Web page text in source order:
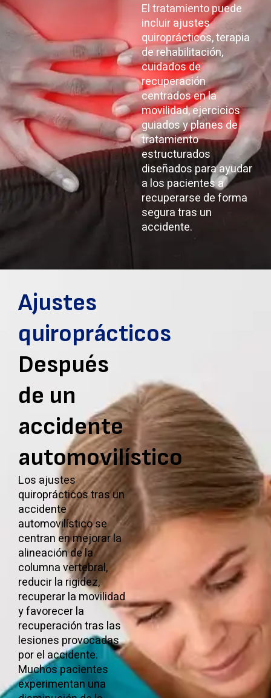
El tratamiento puede
incluir ajustes
quiroprácticos, terapia
de rehabilitación,
cuidados de
recuperación
centrados en la
movilidad, ejercicios
guiados y planes de
tratamiento
estructurados
diseñados para ayudar
a los pacientes a
recuperarse de forma
segura tras un
accidente.
Ajustes
quiroprácticos
Después
de un
accidente
automovilístico
Los ajustes
quiroprácticos tras un
accidente
automovilístico se
centran en mejorar la
alineación de la
columna vertebral,
reducir la rigidez,
recuperar la movilidad
y favorecer la
recuperación tras las
lesiones provocadas
por el accidente.
Muchos pacientes
experimentan una